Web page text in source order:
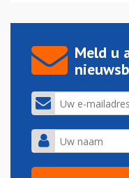
Meld u